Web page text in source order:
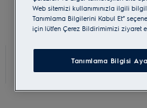
Web sitemizi kullanımınızla ilgili
Tanımlama Bilgilerini Kabul Et”
için lütfen Çerez Bildirimimizi ziyaret
Tanımlama Bilgisi